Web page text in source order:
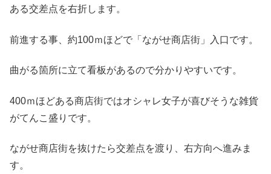
ある交差点を右折します。
前進する事、約100ｍほどで「ながせ商店街」入口です。
曲がる箇所に立て看板があるので分かりやすいです。
400ｍほどある商店街ではオシャレ女子が喜びそうな雑貨
がてんこ盛りです。
ながせ商店街を抜けたら交差点を渡り、右方向へ進みま
す。